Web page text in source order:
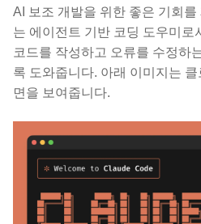
AI 보조 개발을 위한 좋은 기회
는 에이전트 기반 코딩 도우미로
코드를 작성하고 오류를 수정하
록 도와줍니다. 아래 이미지는
면을 보여줍니다.